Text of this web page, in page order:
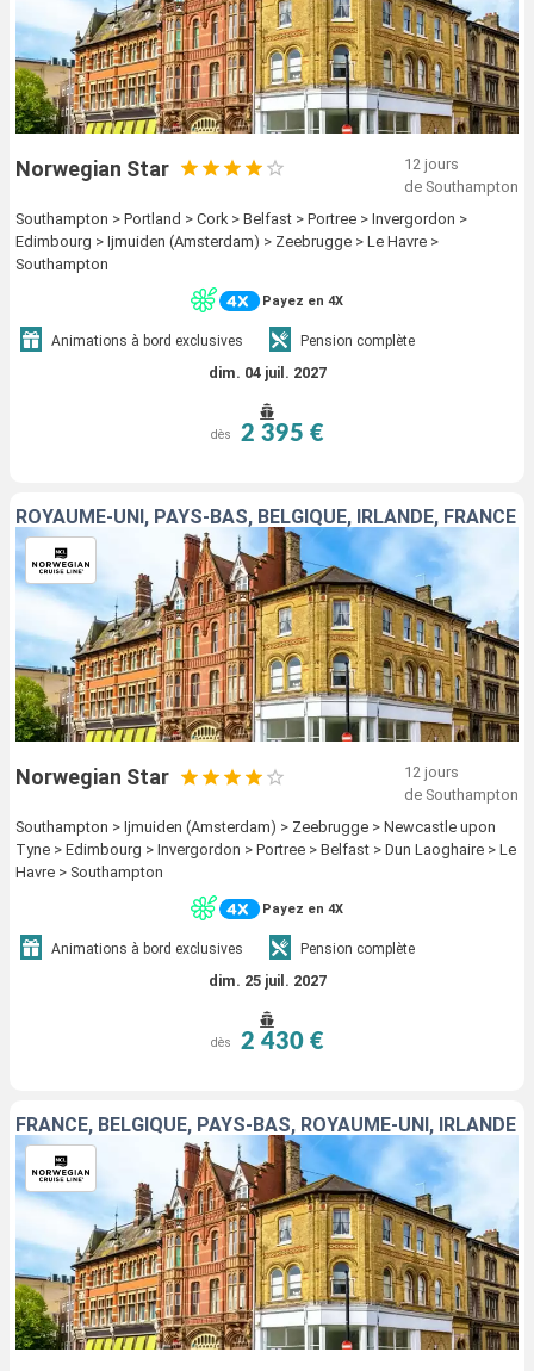
Norwegian Star
12 jours
de Southampton
Southampton > Portland > Cork > Belfast > Portree > Invergordon >
Edimbourg > Ijmuiden (Amsterdam) > Zeebrugge > Le Havre >
Southampton
Payez en 4X
Animations à bord exclusives Pension complète
dim. 04 juil. 2027
dès 2 395 €
ROYAUME-UNI, PAYS-BAS, BELGIQUE, IRLANDE, FRANCE
Norwegian Star
12 jours
de Southampton
Southampton > Ijmuiden (Amsterdam) > Zeebrugge > Newcastle upon
Tyne > Edimbourg > Invergordon > Portree > Belfast > Dun Laoghaire > Le
Havre > Southampton
Payez en 4X
Animations à bord exclusives Pension complète
dim. 25 juil. 2027
dès 2 430 €
FRANCE, BELGIQUE, PAYS-BAS, ROYAUME-UNI, IRLANDE